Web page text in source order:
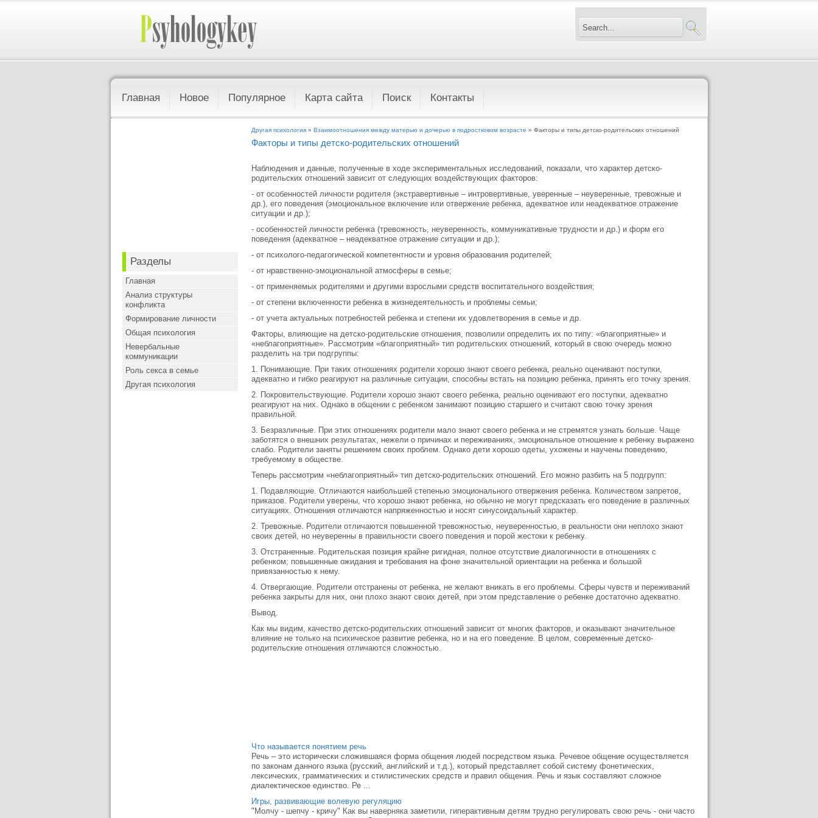
Главная Новое Популярное Карта сайта Поиск Контакты
Разделы
Главная
Анализ структуры
конфликта
Формирование личности
Общая психология
Невербальные
коммуникации
Роль секса в семье
Другая психология
Другая психология » Взаимоотношения между матерью и дочерью в подростковом возрасте » Факторы и типы детско-родительских отношений
Факторы и типы детско-родительских отношений
Наблюдения и данные, полученные в ходе экспериментальных исследований, показали, что характер детско-
родительских отношений зависит от следующих воздействующих факторов:
- от особенностей личности родителя (экстравертивные – интровертивные, уверенные – неуверенные, тревожные и
др.), его поведения (эмоциональное включение или отвержение ребенка, адекватное или неадекватное отражение
ситуации и др.);
- особенностей личности ребенка (тревожность, неуверенность, коммуникативные трудности и др.) и форм его
поведения (адекватное – неадекватное отражение ситуации и др.);
- от психолого-педагогической компетентности и уровня образования родителей;
- от нравственно-эмоциональной атмосферы в семье;
- от применяемых родителями и другими взрослыми средств воспитательного воздействия;
- от степени включенности ребенка в жизнедеятельность и проблемы семьи;
- от учета актуальных потребностей ребенка и степени их удовлетворения в семье и др.
Факторы, влияющие на детско-родительские отношения, позволили определить их по типу: «благоприятные» и
«неблагоприятные». Рассмотрим «благоприятный» тип родительских отношений, который в свою очередь можно
разделить на три подгруппы:
1. Понимающие. При таких отношениях родители хорошо знают своего ребенка, реально оценивают поступки,
адекватно и гибко реагируют на различные ситуации, способны встать на позицию ребенка, принять его точку зрения.
2. Покровительствующие. Родители хорошо знают своего ребенка, реально оценивают его поступки, адекватно
реагируют на них. Однако в общении с ребенком занимают позицию старшего и считают свою точку зрения
правильной.
3. Безразличные. При этих отношениях родители мало знают своего ребенка и не стремятся узнать больше. Чаще
заботятся о внешних результатах, нежели о причинах и переживаниях, эмоциональное отношение к ребенку выражено
слабо. Родители заняты решением своих проблем. Однако дети хорошо одеты, ухожены и научены поведению,
требуемому в обществе.
Теперь рассмотрим «неблагоприятный» тип детско-родительских отношений. Его можно разбить на 5 подгрупп:
1. Подавляющие. Отличаются наибольшей степенью эмоционального отвержения ребенка. Количеством запретов,
приказов. Родители уверены, что хорошо знают ребенка, но обычно не могут предсказать его поведение в различных
ситуациях. Отношения отличаются напряженностью и носят синусоидальный характер.
2. Тревожные. Родители отличаются повышенной тревожностью, неуверенностью, в реальности они неплохо знают
своих детей, но неуверенны в правильности своего поведения и порой жестоки к ребенку.
3. Отстраненные. Родительская позиция крайне ригидная, полное отсутствие диалогичности в отношениях с
ребенком; повышенные ожидания и требования на фоне значительной ориентации на ребенка и большой
привязанностью к нему.
4. Отвергающие. Родители отстранены от ребенка, не желают вникать в его проблемы. Сферы чувств и переживаний
ребенка закрыты для них, они плохо знают своих детей, при этом представление о ребенке достаточно адекватно.
Вывод.
Как мы видим, качество детско-родительских отношений зависит от многих факторов, и оказывают значительное
влияние не только на психическое развитие ребенка, но и на его поведение. В целом, современные детско-
родительские отношения отличаются сложностью.
Что называется понятием речь
Речь – это исторически сложившаяся форма общения людей посредством языка. Речевое общение осуществляется
по законам данного языка (русский, английский и т.д.), который представляет собой систему фонетических,
лексических, грамматических и стилистических средств и правил общения. Речь и язык составляют сложное
диалектическое единство. Ре ...
Игры, развивающие волевую регуляцию
"Молчу - шепчу - кричу" Как вы наверняка заметили, гиперактивным детям трудно регулировать свою речь - они часто